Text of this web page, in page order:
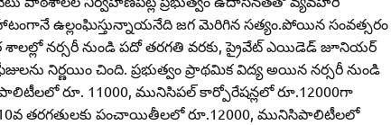
ఉల్లంఘిస్తున్నాయనేది జగ మెరిగిన సత్యం.పోయిన సంవత్సరం
నర్సరీ నుండి పదో తరగతి వరకు, ప్రైవేట్‌ ఎయిడెడ్‌ జూనియర్‌
నిర్ణయిం చింది. ప్రభుత్వం ప్రాథమిక విద్య అయిన నర్సరీ నుండి
రూ. 11000, మునిసిపల్‌ కార్పోరేషన్లలో రూ.12000గా
తరగతులకు పంచాయితీలలో రూ.12000, మునిసిపాలిటీలలో